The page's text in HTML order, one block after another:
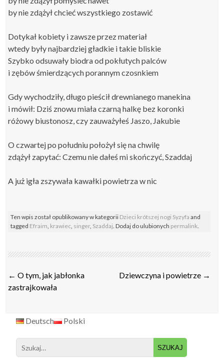
by nie zdążył chcieć wszystkiego zostawić
Dotykał kobiety i zawsze przez materiał
wtedy były najbardziej gładkie i takie bliskie
Szybko odsuwały biodra od pokłutych palców
i zębów śmierdzących porannym czosnkiem
Gdy wychodziły, długo pieścił drewnianego manekina
i mówił: Dziś znowu miała czarną halkę bez koronki
różowy biustonosz, czy zauważyłeś Jaszo, Jakubie
O czwartej po południu położył się na chwilę
zdążył zapytać: Czemu nie dałeś mi skończyć, Szaddaj
A już igła zszywała kawałki powietrza w nic
Ten wpis został opublikowany w kategorii Dzieci krótszej nogi Syzyfa and
tagged Efraim, krawiec, singer, Szaddaj. Dodaj do ulubionych permalink.
Post
navigation
← O tym, jak jabłonka
zastrajkowała
​Dziewczyna i powietrze →
Deutsch Polski
Search
for: